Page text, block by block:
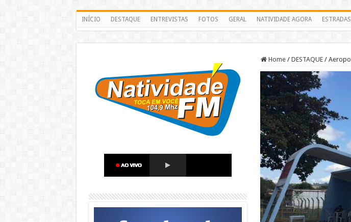
INÍCIO DESTAQUE ENTREVISTAS FOTOS GERAL NATIVIDADE AGORA ESTRADAS
Home / DESTAQUE /